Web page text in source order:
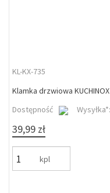
KL-KX-735
Klamka drzwiowa
Dostępność
Wysyłka*:
39,99 zł
kpl